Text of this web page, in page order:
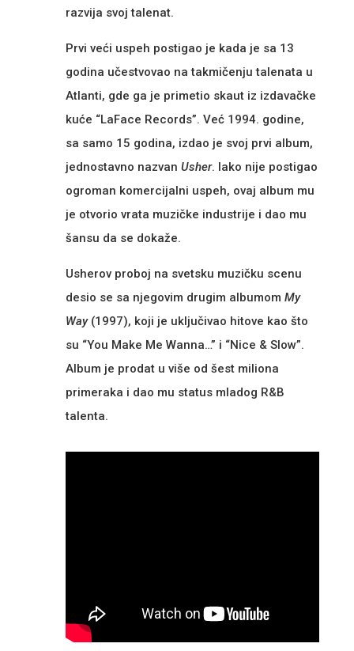
razvija svoj talenat.
Prvi veći uspeh postigao je kada je sa 13
godina učestvovao na takmičenju talenata u
Atlanti, gde ga je primetio skaut iz izdavačke
kuće “LaFace Records”. Već 1994. godine,
sa samo 15 godina, izdao je svoj prvi album,
jednostavno nazvanUsher. Iako nije postigao
ogroman komercijalni uspeh, ovaj album mu
je otvorio vrata muzičke industrije i dao mu
šansu da se dokaže.
Usherov proboj na svetsku muzičku scenu
desio se sa njegovim drugim albumomMy
Way(1997), koji je uključivao hitove kao što
su “You Make Me Wanna…” i “Nice & Slow”.
Album je prodat u više od šest miliona
primeraka i dao mu status mladog R&B
talenta.